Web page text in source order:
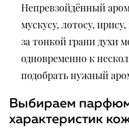
Непревзойдённый
мускусу, лотосу,
за тонкой грани духи
одновременно к
подобрать нужный
Выбираем
характеристик